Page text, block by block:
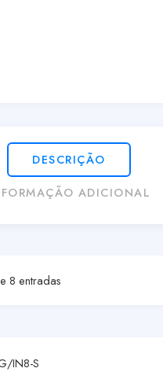
DESCRIÇÃO
ADICIONAL
8 entradas
IN8-S